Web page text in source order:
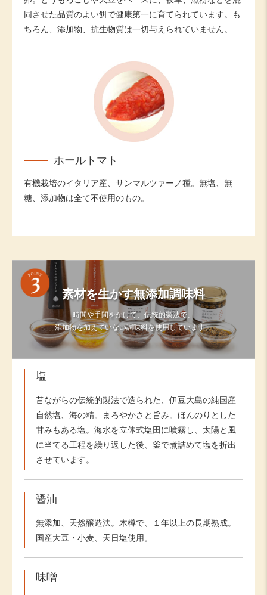
同させた品質のよい餌で健康第一に育てられています。も
ちろん、添加物、抗生物質は一切与えられていません。
ホールトマト
有機栽培のイタリア産、サンマルツァーノ種。無塩、無
糖、添加物は全て不使用のもの。
素材を生かす無添加調味料
時間や手間をかけて、伝統的製法で、
添加物を加えていない調味料を使用しています。
塩
昔ながらの伝統的製法で造られた、伊豆大島の純国産
自然塩、海の精。まろやかさと旨み。ほんのりとした
甘みもある塩。海水を立体式塩田に噴霧し、太陽と風
に当てる工程を繰り返した後、釜で煮詰めて塩を折出
させています。
醤油
無添加、天然醸造法。木樽で、１年以上の長期熟成。
国産大豆・小麦、天日塩使用。
味噌